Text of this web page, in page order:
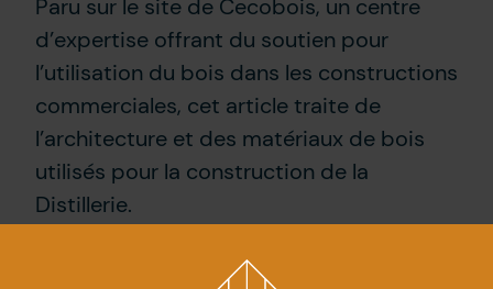
Paru sur le site de Cecobois, un centre
d’expertise offrant du soutien pour
l’utilisation du bois dans les constructions
commerciales, cet article traite de
l’architecture et des matériaux de bois
utilisés pour la construction de la
Distillerie.
« Les moments difficiles offrent souvent